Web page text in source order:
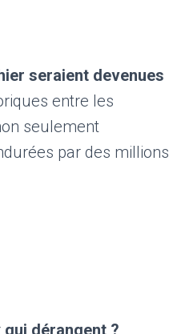
seraient devenues
entre les
seulement
par des millions
dérangent ?